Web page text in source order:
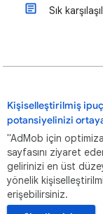
Sık
Kişiselleştirilmiş
potansiyelinizi ortaya
"AdMob için
sayfasını ziyaret
gelirinizi en üst
yönelik
erişebilirsiniz.